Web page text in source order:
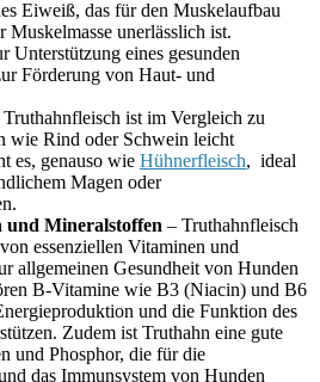
Eiweiß, das für den Muskelaufbau
Muskelmasse unerlässlich ist.
Unterstützung eines gesunden
Förderung von Haut- und
Truthahnfleisch ist im Vergleich zu
wie Rind oder Schwein leicht
es, genauso wie Hühnerfleisch, ideal
Magen oder
und Mineralstoffen – Truthahnfleisch
essenziellen Vitaminen und
allgemeinen Gesundheit von Hunden
B-Vitamine wie B3 (Niacin) und B6
und die Funktion des
Zudem ist Truthahn eine gute
und Phosphor, die für die
das Immunsystem von Hunden